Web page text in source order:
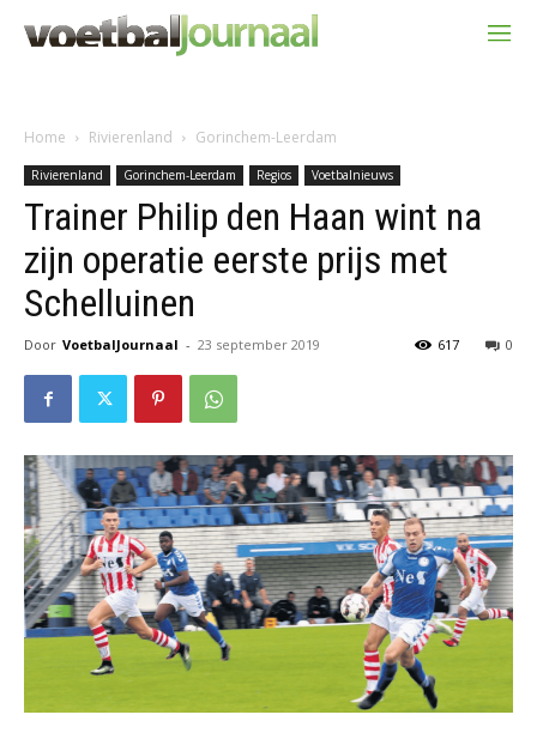
Home Rivierenland Gorinchem-Leerdam
Rivierenland Gorinchem-Leerdam Regios Voetbalnieuws
Trainer Philip den Haan wint na
zijn operatie eerste prijs met
Schelluinen
Door VoetbalJournaal - 23 september 2019 0
617